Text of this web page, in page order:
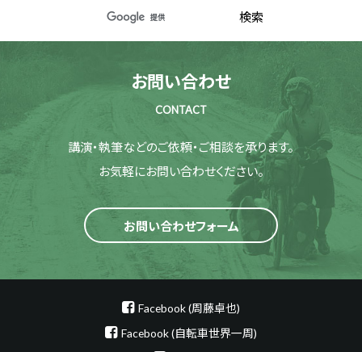
お問い合わせ
CONTACT
講演・執筆などのご依頼・ご相談を承ります。
お気軽にお問い合わせください。
お問い合わせフォーム
Facebook (周藤卓也)
Facebook (自転車世界一周)